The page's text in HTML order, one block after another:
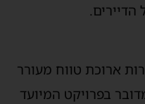
ארוכת טווח מעורר
בפרויקט המיועד